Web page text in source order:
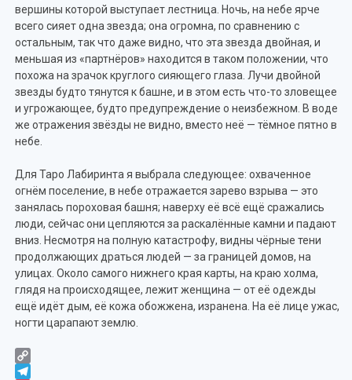
вершины которой выступает лестница. Ночь, на небе ярче
всего сияет одна звезда; она огромна, по сравнению с
остальным, так что даже видно, что эта звезда двойная, и
меньшая из «партнёров» находится в таком положении, что
похожа на зрачок круглого сияющего глаза. Лучи двойной
звезды будто тянутся к башне, и в этом есть что-то зловещее
и угрожающее, будто предупреждение о неизбежном. В воде
же отражения звёзды не видно, вместо неё — тёмное пятно в
небе.
Для Таро Лабиринта я выбрала следующее: охваченное
огнём поселение, в небе отражается зарево взрыва — это
занялась пороховая башня; наверху её всё ещё сражались
люди, сейчас они цепляются за раскалённые камни и падают
вниз. Несмотря на полную катастрофу, видны чёрные тени
продолжающих драться людей — за границей домов, на
улицах. Около самого нижнего края карты, на краю холма,
глядя на происходящее, лежит женщина — от её одежды
ещё идёт дым, её кожа обожжена, изранена. На её лице ужас,
ногти царапают землю.
Copy